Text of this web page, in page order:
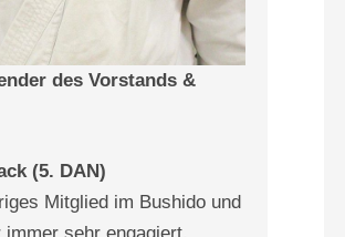
des Vorstands &
(5. DAN)
Mitglied im Bushido und